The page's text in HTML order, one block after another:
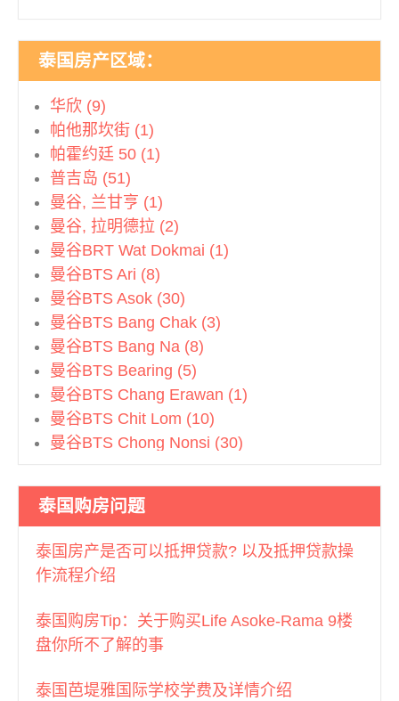
泰国房产区域：
华欣 (9)
帕他那坎街 (1)
帕霍约廷 50 (1)
普吉岛 (51)
曼谷, 兰甘亨 (1)
曼谷, 拉明德拉 (2)
曼谷BRT Wat Dokmai (1)
曼谷BTS Ari (8)
曼谷BTS Asok (30)
曼谷BTS Bang Chak (3)
曼谷BTS Bang Na (8)
曼谷BTS Bearing (5)
曼谷BTS Chang Erawan (1)
曼谷BTS Chit Lom (10)
曼谷BTS Chong Nonsi (30)
曼谷BTS Ha Yaek Lad Prao (3)
曼谷BTS Kasetsart (1)
曼谷BTS Khlong San (1)
曼谷BTS Krungthonburi (14)
曼谷BTS Mo Chit (3)
曼谷BTS Nana (7)
曼谷BTS Nation Stadium (3)
曼谷BTS Phahon Yothin (2)
泰国购房问题
泰国房产是否可以抵押贷款? 以及抵押贷款操
作流程介绍
泰国购房Tip：关于购买Life Asoke-Rama 9楼
盘你所不了解的事
泰国芭堤雅国际学校学费及详情介绍